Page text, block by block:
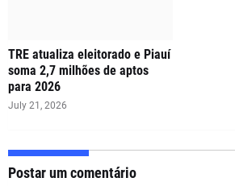
TRE atualiza eleitorado e Piauí
soma 2,7 milhões de aptos
para 2026
July 21, 2026
Postar um comentário